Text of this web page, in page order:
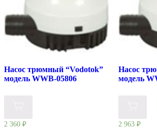
Насос трюмный “Vodotok”
модель WWB-05806
2 360 ₽
Насос
модель
2 963 ₽